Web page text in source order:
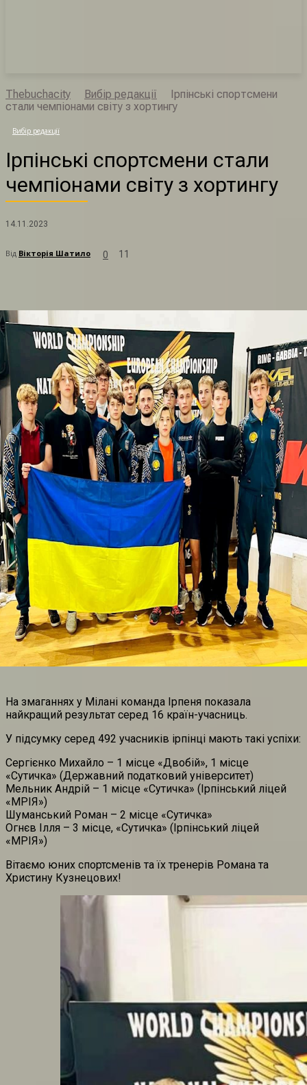
Thebuchacity Вибір редакції
Ірпінські спортсмени
стали чемпіонами світу з хортингу
Вибір редакції
Ірпінські спортсмени стали
чемпіонами світу з хортингу
14.11.2023
Від Вікторія Шатило 0 11
На змаганнях у Мілані команда Ірпеня показала
найкращий результат серед 16 країн-учасниць.
У підсумку серед 492 учасників ірпінці мають такі успіхи:
Сергієнко Михайло – 1 місце «Двобій», 1 місце
«Сутичка» (Державний податковий університет)
Мельник Андрій – 1 місце «Сутичка» (Ірпінський ліцей
«МРІЯ»)
Шуманський Роман – 2 місце «Сутичка»
Огнєв Ілля – 3 місце, «Сутичка» (Ірпінський ліцей
«МРІЯ»)
Вітаємо юних спортсменів та їх тренерів Романа та
Христину Кузнецових!